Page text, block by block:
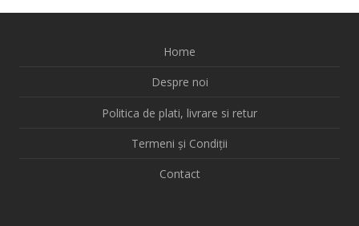
Home
Despre noi
Politica de plati, livrare si retur
Termeni și Condiții
Contact